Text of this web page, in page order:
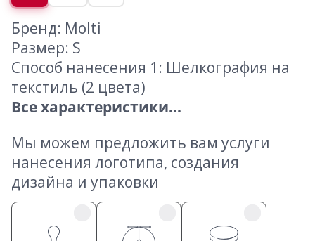
Бренд: Molti
Размер: S
Способ нанесения 1: Шелкография на
текстиль (2 цвета)
Все характеристики...
Мы можем предложить вам услуги
нанесения логотипа, создания
дизайна и упаковки